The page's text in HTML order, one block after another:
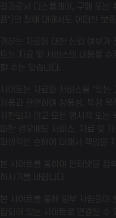
결과로서 디스플레이, 구매 또
품")의 질에 대해서도 어떠한 보증
귀하는 자료에 대한 신뢰 여부가
트는 자료 및 서비스의 내용을 수
할 수는 있습니다.
사이트는 자료와 서비스를 "있는
제품과 관련하여 상품성, 특정
제한되지 않고 모든 명시적 또는
떠한 경우에도 서비스, 자료 및
파생적인 손해에 대해서 책임을
본 사이트를 통하여 인터넷을 접
하시기를 바랍니다.
본 사이트를 통해 일부 사람들이
함되어 있는 사이트로 연결될 수